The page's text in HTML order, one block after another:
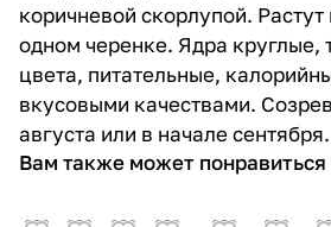
коричневой скорлупой.
одном черенке. Ядра круглые,
цвета, питательные,
вкусовыми качествами.
августа или в начале сентября.
Вам также может понравиться